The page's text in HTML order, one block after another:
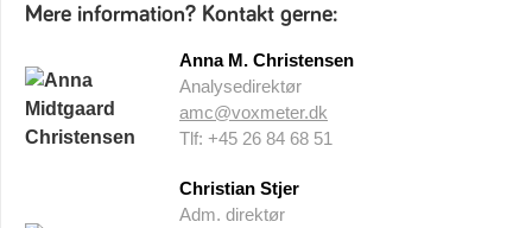
Mere information? Kontakt gerne:
Anna M. Christensen
Analysedirektør
amc@voxmeter.dk
Tlf: +45 26 84 68 51
Christian Stjer
Adm. direktør